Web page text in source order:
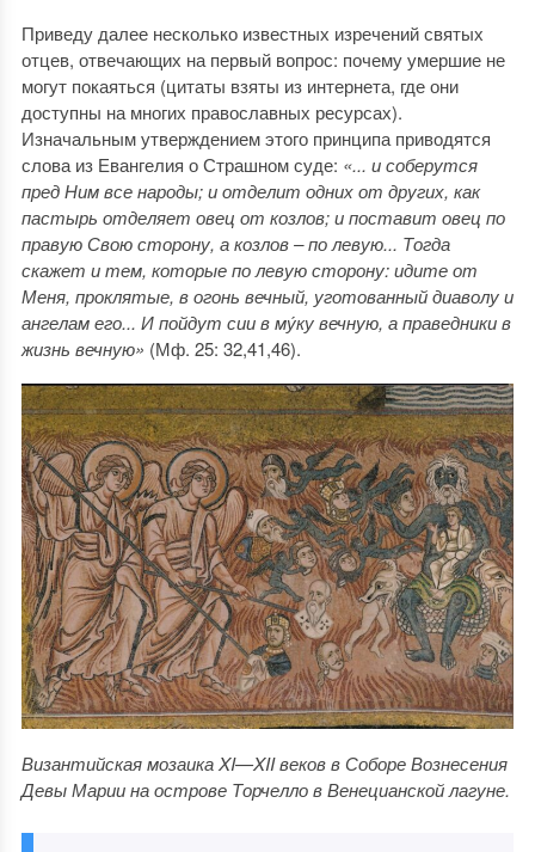
Приведу далее несколько известных изречений святых
отцев, отвечающих на первый вопрос: почему умершие не
могут покаяться (цитаты взяты из интернета, где они
доступны на многих православных ресурсах).
Изначальным утверждением этого принципа приводятся
слова из Евангелия о Страшном суде: «... и соберутся
пред Ним все народы; и отделит одних от других, как
пастырь отделяет овец от козлов; и поставит овец по
правую Свою сторону, а козлов – по левую... Тогда
скажет и тем, которые по левую сторону: идите от
Меня, проклятые, в огонь вечный, уготованный диаволу и
ангелам его... И пойдут сии в му́ку вечную, а праведники в
жизнь вечную» (Мф. 25: 32,41,46).
Византийская мозаика XI—XII веков в Соборе Вознесения
Девы Марии на острове Торчелло в Венецианской лагуне.